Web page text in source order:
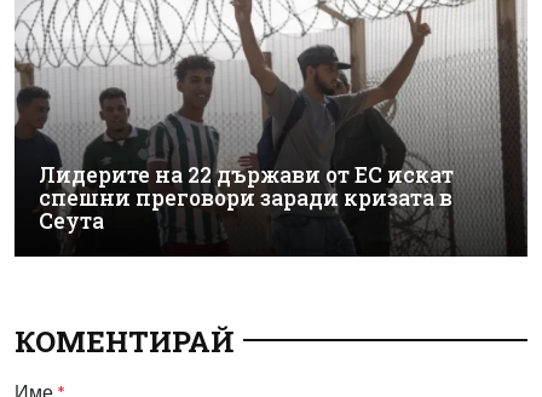
Лидерите на 22 държави от ЕС искат
спешни преговори заради кризата в
Сеута
КОМЕНТИРАЙ
Име *